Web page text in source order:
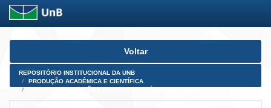
Skip
Voltar
REPOSITÓRIO INSTITUCIONAL DA UNB
PRODUÇÃO ACADÊMICA E CIENTÍFICA